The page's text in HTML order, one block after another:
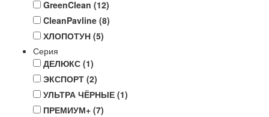
GreenClean (12)
CleanPavline (8)
ХЛОПОТУН (5)
Серия
ДЕЛЮКС (1)
ЭКСПОРТ (2)
УЛЬТРА ЧЁРНЫЕ (1)
ПРЕМИУМ+ (7)